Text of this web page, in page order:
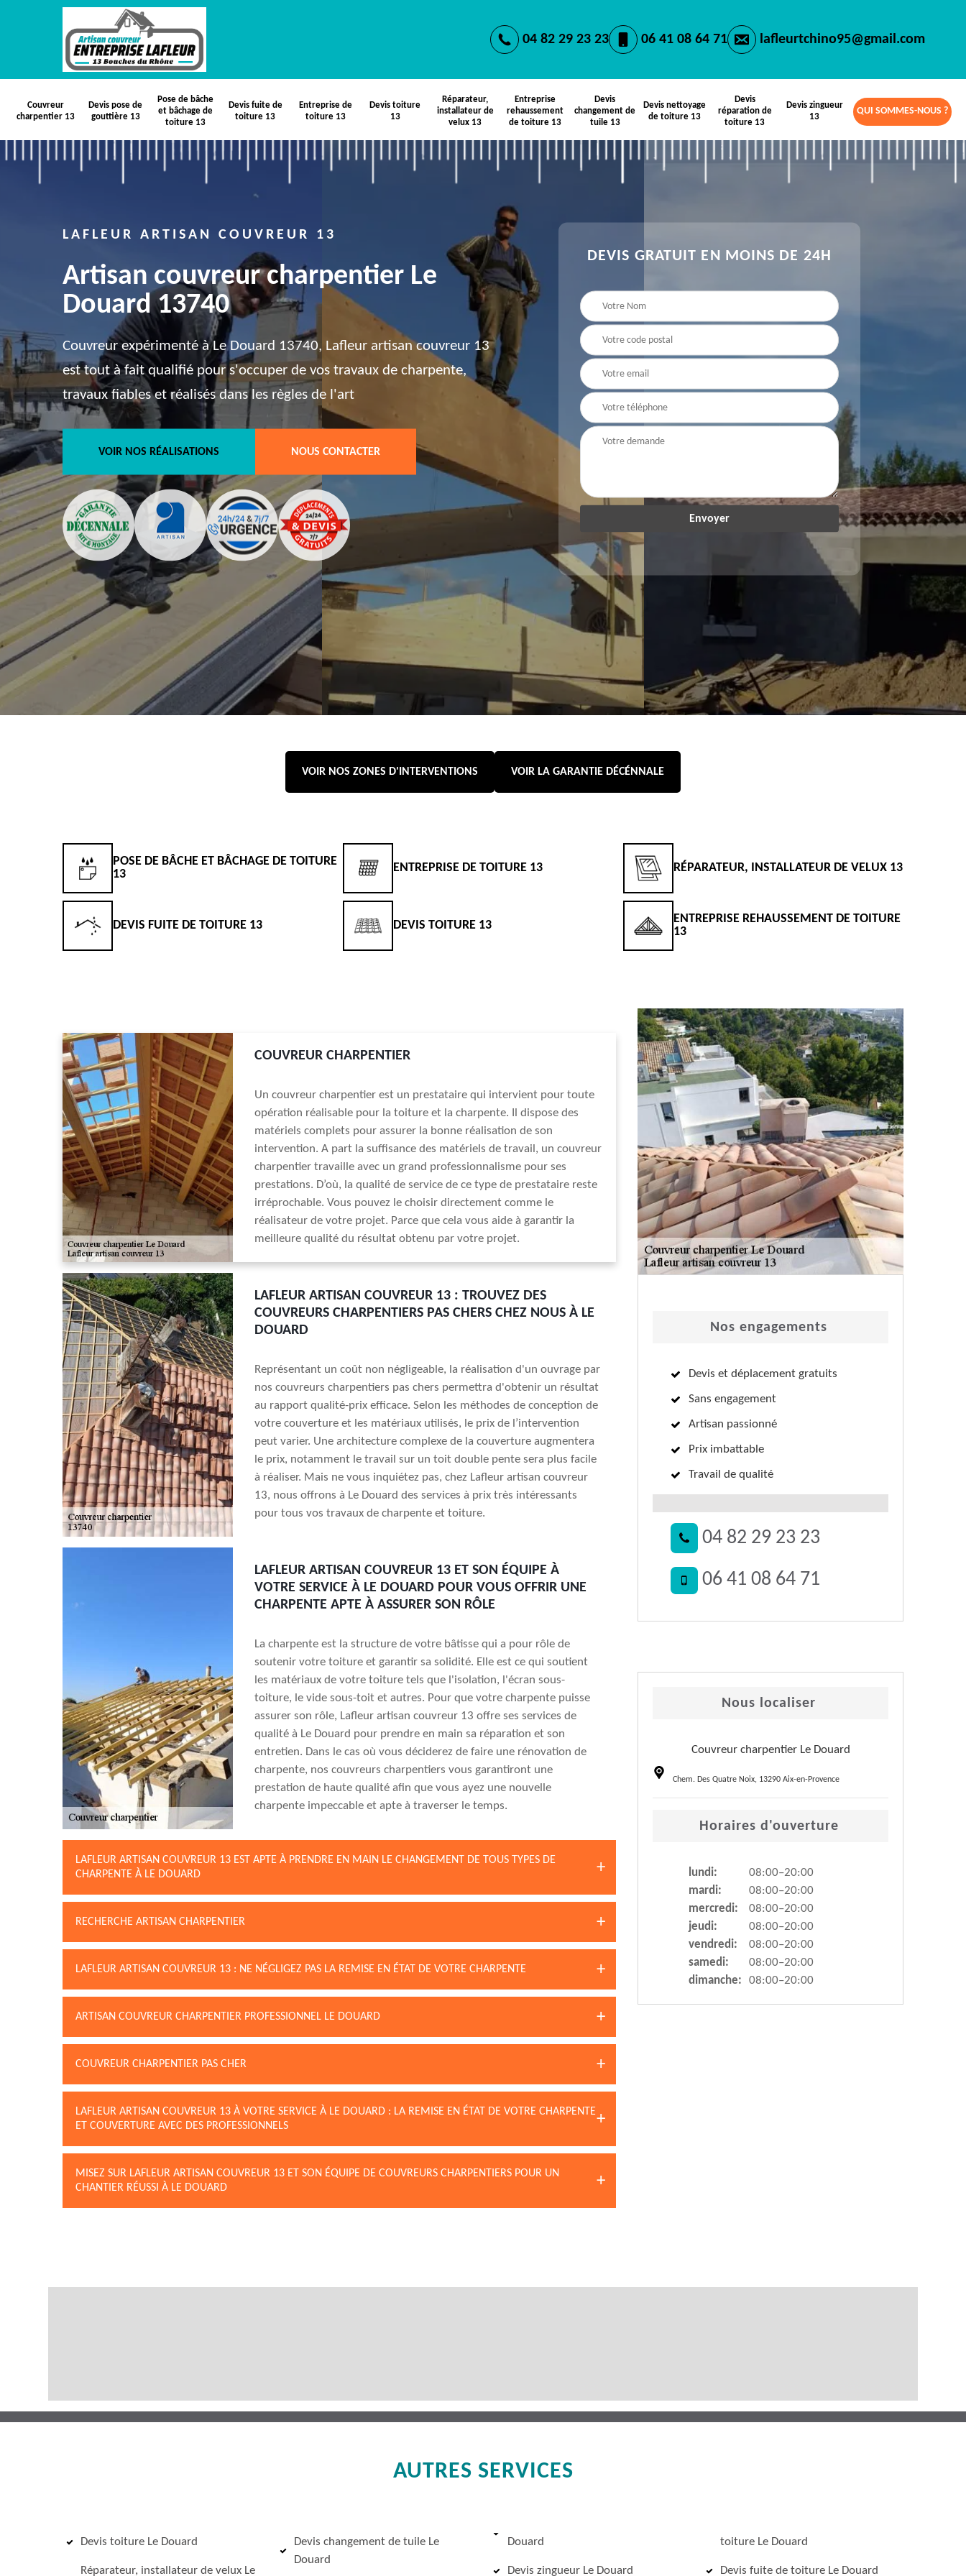
04 82 29 23 23 06 41 08 64 71 lafleurtchino95@gmail.com
Couvreur
charpentier 13
Devis pose de
gouttière 13
Pose de bâche
et bâchage de
toiture 13
Devis fuite de
toiture 13
Entreprise de
toiture 13
Devis toiture
13
Réparateur,
installateur de
velux 13
Entreprise
rehaussement
de toiture 13
Devis
changement de
tuile 13
Devis nettoyage
de toiture 13
Devis
réparation de
toiture 13
Devis zingueur
13
QUI SOMMES-NOUS ?
LAFLEUR ARTISAN COUVREUR 13
Artisan couvreur charpentier Le
Douard 13740
Couvreur expérimenté à Le Douard 13740, Lafleur artisan couvreur 13
est tout à fait qualifié pour s'occuper de vos travaux de charpente,
travaux fiables et réalisés dans les règles de l'art
VOIR NOS RÉALISATIONS NOUS CONTACTER
DEVIS GRATUIT EN MOINS DE 24H
VOIR NOS ZONES D'INTERVENTIONS VOIR LA GARANTIE DÉCÉNNALE
POSE DE BÂCHE ET BÂCHAGE DE TOITURE
13
DEVIS FUITE DE TOITURE 13
ENTREPRISE DE TOITURE 13
DEVIS TOITURE 13
RÉPARATEUR, INSTALLATEUR DE VELUX 13
ENTREPRISE REHAUSSEMENT DE TOITURE
13
COUVREUR CHARPENTIER
Un couvreur charpentier est un prestataire qui intervient pour toute
opération réalisable pour la toiture et la charpente. Il dispose des
matériels complets pour assurer la bonne réalisation de son
intervention. A part la suffisance des matériels de travail, un couvreur
charpentier travaille avec un grand professionnalisme pour ses
prestations. D’où, la qualité de service de ce type de prestataire reste
irréprochable. Vous pouvez le choisir directement comme le
réalisateur de votre projet. Parce que cela vous aide à garantir la
meilleure qualité du résultat obtenu par votre projet.
LAFLEUR ARTISAN COUVREUR 13 : TROUVEZ DES
COUVREURS CHARPENTIERS PAS CHERS CHEZ NOUS À LE
DOUARD
Représentant un coût non négligeable, la réalisation d'un ouvrage par
nos couvreurs charpentiers pas chers permettra d'obtenir un résultat
au rapport qualité-prix efficace. Selon les méthodes de conception de
votre couverture et les matériaux utilisés, le prix de l’intervention
peut varier. Une architecture complexe de la couverture augmentera
le prix, notamment le travail sur un toit double pente sera plus facile
à réaliser. Mais ne vous inquiétez pas, chez Lafleur artisan couvreur
13, nous offrons à Le Douard des services à prix très intéressants
pour tous vos travaux de charpente et toiture.
LAFLEUR ARTISAN COUVREUR 13 ET SON ÉQUIPE À
VOTRE SERVICE À LE DOUARD POUR VOUS OFFRIR UNE
CHARPENTE APTE À ASSURER SON RÔLE
La charpente est la structure de votre bâtisse qui a pour rôle de
soutenir votre toiture et garantir sa solidité. Elle est ce qui soutient
les matériaux de votre toiture tels que l'isolation, l'écran sous-
toiture, le vide sous-toit et autres. Pour que votre charpente puisse
assurer son rôle, Lafleur artisan couvreur 13 offre ses services de
qualité à Le Douard pour prendre en main sa réparation et son
entretien. Dans le cas où vous déciderez de faire une rénovation de
charpente, nos couvreurs charpentiers vous garantiront une
prestation de haute qualité afin que vous ayez une nouvelle
charpente impeccable et apte à traverser le temps.
LAFLEUR ARTISAN COUVREUR 13 EST APTE À PRENDRE EN MAIN LE CHANGEMENT DE TOUS TYPES DE
CHARPENTE À LE DOUARD
RECHERCHE ARTISAN CHARPENTIER
LAFLEUR ARTISAN COUVREUR 13 : NE NÉGLIGEZ PAS LA REMISE EN ÉTAT DE VOTRE CHARPENTE
ARTISAN COUVREUR CHARPENTIER PROFESSIONNEL LE DOUARD
COUVREUR CHARPENTIER PAS CHER
LAFLEUR ARTISAN COUVREUR 13 À VOTRE SERVICE À LE DOUARD : LA REMISE EN ÉTAT DE VOTRE CHARPENTE
ET COUVERTURE AVEC DES PROFESSIONNELS
MISEZ SUR LAFLEUR ARTISAN COUVREUR 13 ET SON ÉQUIPE DE COUVREURS CHARPENTIERS POUR UN
CHANTIER RÉUSSI À LE DOUARD
Nos engagements
Devis et déplacement gratuits
Sans engagement
Artisan passionné
Prix imbattable
Travail de qualité
04 82 29 23 23
06 41 08 64 71
Nous localiser
Couvreur charpentier Le Douard
Chem. Des Quatre Noix, 13290 Aix-en-Provence
Horaires d'ouverture
lundi:
08:00–20:00
mardi:
08:00–20:00
mercredi:
08:00–20:00
jeudi:
08:00–20:00
vendredi:
08:00–20:00
samedi:
08:00–20:00
dimanche:
08:00–20:00
AUTRES SERVICES
Devis toiture Le Douard
Réparateur, installateur de velux Le
Devis changement de tuile Le
Douard
Douard
Devis zingueur Le Douard
toiture Le Douard
Devis fuite de toiture Le Douard